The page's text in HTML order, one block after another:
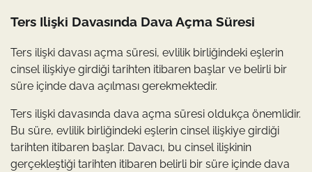
Ters Ilişki Davasında Dava Açma Süresi
Ters ilişki davası açma süresi, evlilik birliğindeki eşlerin
cinsel ilişkiye girdiği tarihten itibaren başlar ve belirli bir
süre içinde dava açılması gerekmektedir.
Ters ilişki davasında dava açma süresi oldukça önemlidir.
Bu süre, evlilik birliğindeki eşlerin cinsel ilişkiye girdiği
tarihten itibaren başlar. Davacı, bu cinsel ilişkinin
gerçekleştiği tarihten itibaren belirli bir süre içinde dava